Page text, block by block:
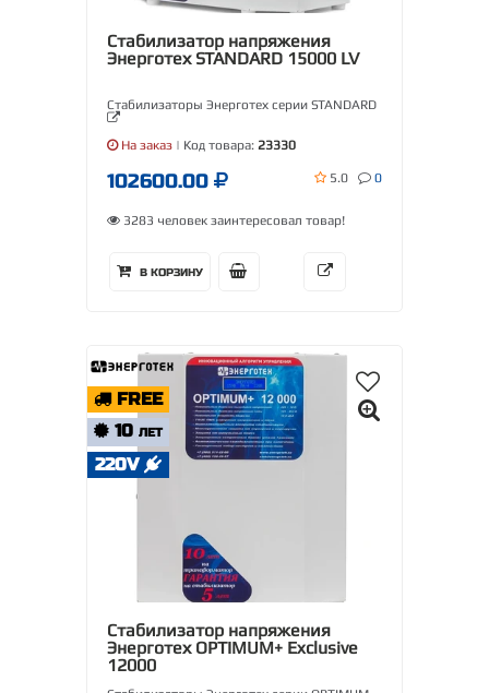
Стабилизатор напряжения
Энерготех STANDARD 15000 LV
Стабилизаторы Энерготех серии STANDARD
На заказ | Код товара: 23330
102600.00 5.0 0
3283 человек заинтересовал товар!
В КОРЗИНУ
FREE
10 ЛЕТ
220V
Стабилизатор напряжения
Энерготех OPTIMUM+ Exclusive
12000